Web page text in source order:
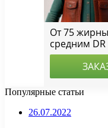
Популярные статьи
26.07.2022